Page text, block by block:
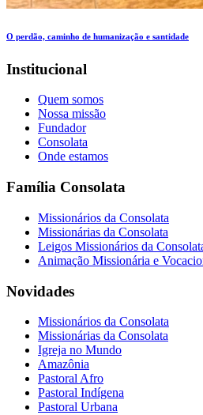
O perdão, caminho de humanização e santidade
Institucional
Quem somos
Nossa missão
Fundador
Consolata
Onde estamos
Família Consolata
Missionários da Consolata
Missionárias da Consolata
Leigos Missionários da
Animação Missionária e
Novidades
Missionários da Consolata
Missionárias da Consolata
Igreja no Mundo
Amazônia
Pastoral Afro
Pastoral Indígena
Pastoral Urbana